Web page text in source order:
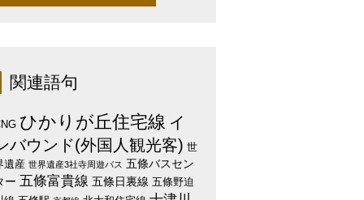
関連語句
ひかりが丘住宅線 イ
バウンド(外国人観光客) 世
遺産 世界遺産3社寺周遊バス 五條バスセン
ー 五條富貴線 五條日裏線 五條野迫